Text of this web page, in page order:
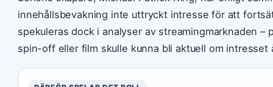
innehållsbevakning inte uttryckt intresse för att
spekuleras dock i analyser av streamingmarknaden
spin-off eller film skulle kunna bli aktuell om intresset